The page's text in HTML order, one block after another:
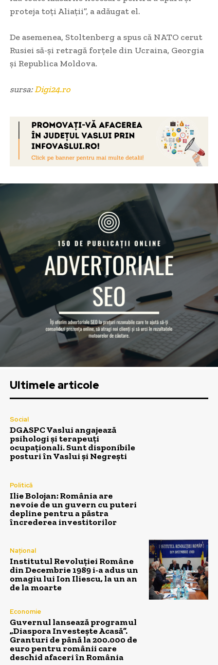
proteja toţi Aliaţii”, a adăugat el.
De asemenea, Stoltenberg a spus că NATO cerut
Rusiei să-și retragă forțele din Ucraina, Georgia
și Republica Moldova.
sursa:Digi24.ro
Ultimele articole
Social
DGASPC Vaslui angajează
psihologi și terapeuți
ocupaționali. Sunt disponibile
posturi în Vaslui și Negrești
Politică
Ilie Bolojan: România are
nevoie de un guvern cu puteri
depline pentru a păstra
încrederea investitorilor
Național
Institutul Revoluției Române
din Decembrie 1989 i-a adus un
omagiu lui Ion Iliescu, la un an
de la moarte
Economie
Guvernul lansează programul
„Diaspora Investește Acasă”.
Granturi de până la 200.000 de
euro pentru românii care
deschid afaceri în România